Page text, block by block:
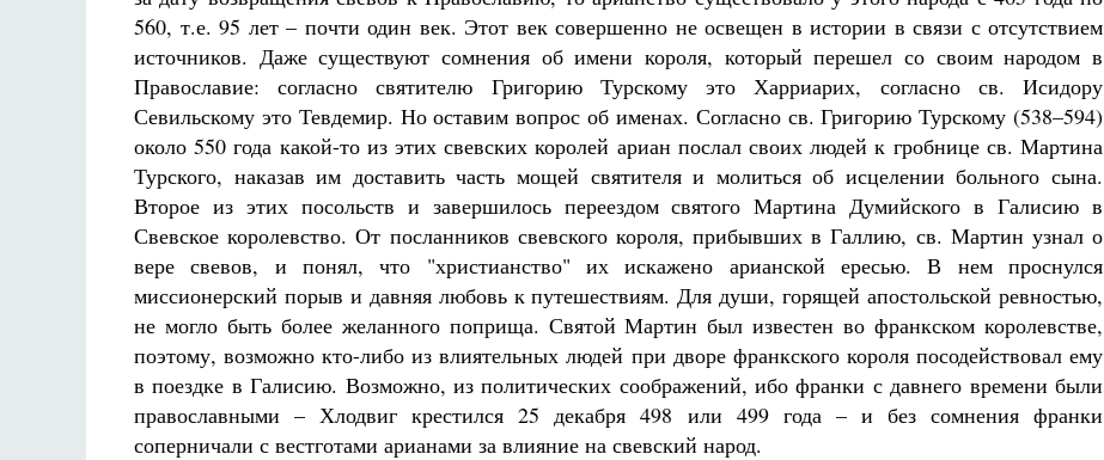
560, т.е. 95 лет – почти один век. Этот век совершенно не освещен в истории в связи с отсутствием
источников. Даже существуют сомнения об имени короля, который перешел со своим народом в
Православие: согласно святителю Григорию Турскому это Харриарих, согласно св. Исидору
Севильскому это Тевдемир. Но оставим вопрос об именах. Согласно св. Григорию Турскому (538–594)
около 550 года какой-то из этих свевских королей ариан послал своих людей к гробнице св. Мартина
Турского, наказав им доставить часть мощей святителя и молиться об исцелении больного сына.
Второе из этих посольств и завершилось переездом святого Мартина Думийского в Галисию в
Свевское королевство. От посланников свевского короля, прибывших в Галлию, св. Мартин узнал о
вере свевов, и понял, что "христианство" их искажено арианской ересью. В нем проснулся
миссионерский порыв и давняя любовь к путешествиям. Для души, горящей апостольской ревностью,
не могло быть более желанного поприща. Святой Мартин был известен во франкском королевстве,
поэтому, возможно кто-либо из влиятельных людей при дворе франкского короля посодействовал ему
в поездке в Галисию. Возможно, из политических соображений, ибо франки с давнего времени были
православными – Хлодвиг крестился 25 декабря 498 или 499 года – и без сомнения франки
соперничали с вестготами арианами за влияние на свевский народ.